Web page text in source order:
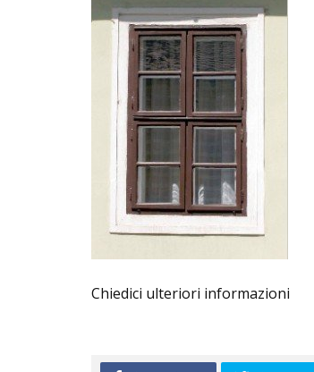
Chiedici ulteriori informazioni